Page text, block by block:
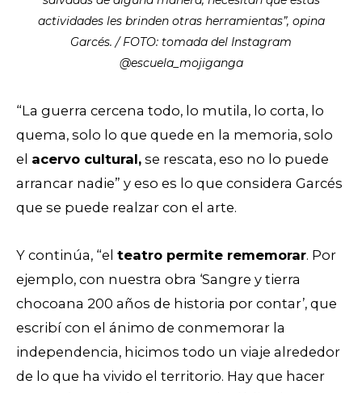
actividades les brinden otras herramientas”, opina
Garcés. / FOTO: tomada del Instagram
@escuela_mojiganga
“La guerra cercena todo, lo mutila, lo corta, lo
quema, solo lo que quede en la memoria, solo
el acervo cultural, se rescata, eso no lo puede
arrancar nadie” y eso es lo que considera Garcés
que se puede realzar con el arte.
Y continúa, “el teatro permite rememorar. Por
ejemplo, con nuestra obra ‘Sangre y tierra
chocoana 200 años de historia por contar’, que
escribí con el ánimo de conmemorar la
independencia, hicimos todo un viaje alrededor
de lo que ha vivido el territorio. Hay que hacer